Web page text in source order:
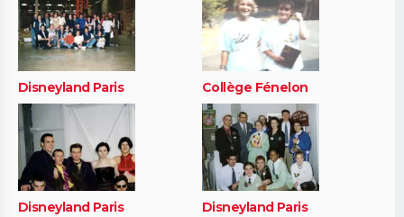
Disneyland Paris Collège Fénelon
Disneyland Paris Disneyland Paris